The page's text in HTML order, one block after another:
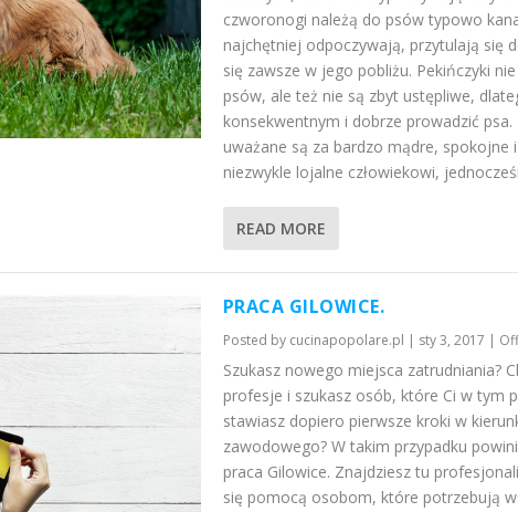
czworonogi należą do psów typowo
najchętniej odpoczywają, przytulają się
się zawsze w jego pobliżu. Pekińczyki
psów, ale też nie są zbyt ustępliwe,
konsekwentnym i dobrze prowadzić
uważane są za bardzo mądre, spokojne
niezwykle lojalne człowiekowi,
READ MORE
PRACA GILOWICE.
Posted by cucinapopolare.pl | sty 3, 2017 |
Szukasz nowego miejsca zatrudniania?
profesje i szukasz osób, które Ci w tym
stawiasz dopiero pierwsze kroki w
zawodowego? W takim przypadku
praca Gilowice. Znajdziesz tu
się pomocą osobom, które potrzebują